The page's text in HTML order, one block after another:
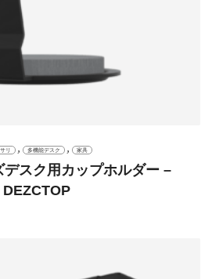
リ , 多機能デスク , 家具
スク用カップホルダー –
DEZCTOP